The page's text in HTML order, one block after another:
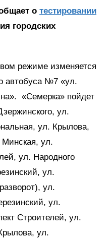
о тестировании
городских
режиме изменяется
автобуса №7 «ул.
«Семерка» пойдет
ул.
ул. Крылова,
Минская, ул.
ул. Народного
ул.
ул.
ул.
Строителей, ул.
ул.